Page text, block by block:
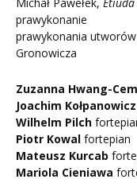
prawykonanie
prawykonania utworów
Gronowicza
Zuzanna Hwang-
Joachim Kołpanowicz
Wilhelm Pilch
Piotr Kowal fortepian
Mateusz Kurcab
Mariola Cieniawa